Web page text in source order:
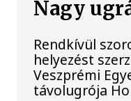
Nagy
Rendkívül
helyezést
Veszprémi
távolugrója